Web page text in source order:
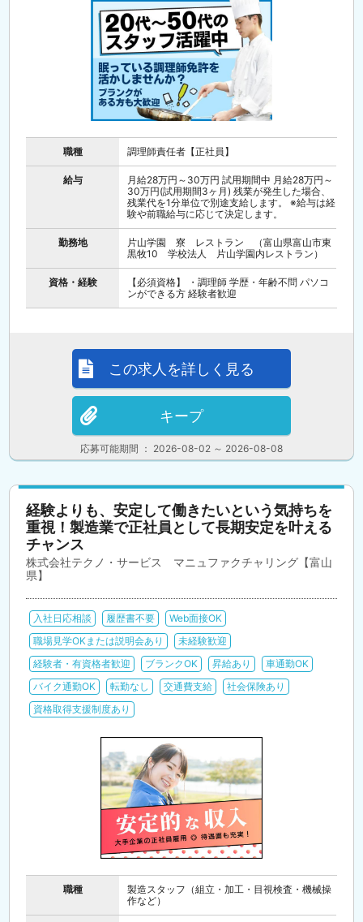
職種 調理師責任者【正社員】
給与
月給28万円～30万円 試用期間中 月給28万円～
30万円(試用期間3ヶ月) 残業が発生した場合、
残業代を1分単位で別途支給します。 ※給与は経
験や前職給与に応じて決定します。
勤務地
片山学園 寮 レストラン （富山県富山市東
黒牧10 学校法人 片山学園内レストラン）
資格・経験
【必須資格】 ・調理師 学歴・年齢不問 パソコ
ンができる方 経験者歓迎
応募可能期間 ： 2026-08-02 ～ 2026-08-08
この求人を詳しく見る
キープ
経験よりも、安定して働きたいという気持ちを
重視！製造業で正社員として長期安定を叶える
チャンス
株式会社テクノ・サービス マニュファクチャリング【富山
県】
入社日応相談 履歴書不要
Web面接OK
職場見学OKまたは説明会あり
未経験歓迎
経験者・有資格者歓迎
ブランクOK 昇給あり
車通勤OK
バイク通勤OK
転勤なし 交通費支給
社会保険あり
資格取得支援制度あり
職種
製造スタッフ（組立・加工・目視検査・機械操
作など）